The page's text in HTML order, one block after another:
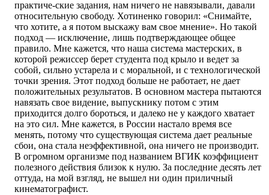
практиче-ские задания, нам ничего не навязывали, давали
относительную свободу. Хотиненко говорил: «Снимайте,
что хотите, а я потом выскажу вам свое мнение». Но такой
подход — исключение, лишь подтверждающее общее
правило. Мне кажется, что наша система мастерских, в
которой режиссер берет студента под крыло и ведет за
собой, сильно устарела и с моральной, и с технологической
точки зрения. Этот подход больше не работает, не дает
положительных результатов. В основном мастера пытаются
навязать свое видение, выпускнику потом с этим
приходится долго бороться, и далеко не у каждого хватает
на это сил. Мне кажется, в России настало время все
менять, потому что существующая система дает реальные
сбои, она стала неэффективной, она ничего не производит.
В огромном организме под названием ВГИК коэффициент
полезного действия близок к нулю. За последние десять лет
оттуда, на мой взгляд, не вышел ни один приличный
кинематографист.